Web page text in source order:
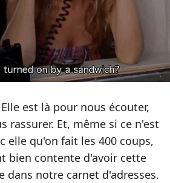
est là pour nous écouter,
rassurer. Et, même si ce n'est
elle qu'on fait les 400 coups,
bien contente d'avoir cette
dans notre carnet d'adresses.